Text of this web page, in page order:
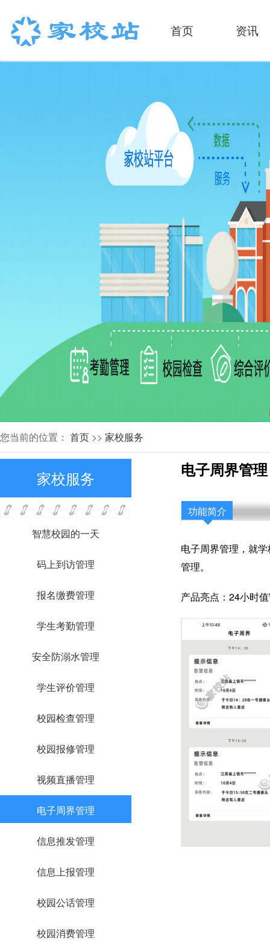
首页 资讯
您当前的位置： 首页 >> 家校服务
家校服务
智慧校园的一天
码上到访管理
报名缴费管理
学生考勤管理
安全防溺水管理
学生评价管理
校园检查管理
校园报修管理
视频直播管理
电子周界管理
信息推发管理
信息上报管理
校园公话管理
校园消费管理
电子周界管理
功能简介
电子周界管理，就
管理。
产品亮点：24小时